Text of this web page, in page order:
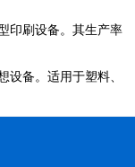
印刷设备。其生产率
设备。适用于塑料、
的曲面上 3D 真空转